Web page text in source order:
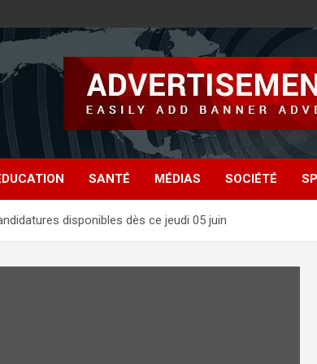
SANTÉ MÉDIAS SOCIÉTÉ
disponibles dès ce jeudi 05 juin